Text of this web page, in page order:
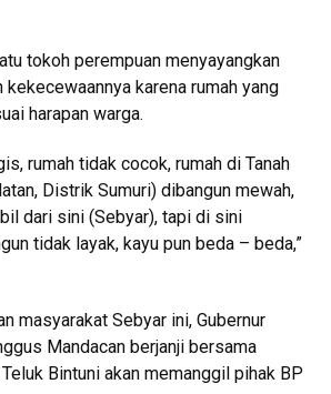
tokoh perempuan menyayangkan
kekecewaannya karena rumah yang
harapan warga.
rumah tidak cocok, rumah di Tanah
Distrik Sumuri) dibangun mewah,
dari sini (Sebyar), tapi di sini
tidak layak, kayu pun beda – beda,”
masyarakat Sebyar ini, Gubernur
Mandacan berjanji bersama
Bintuni akan memanggil pihak BP